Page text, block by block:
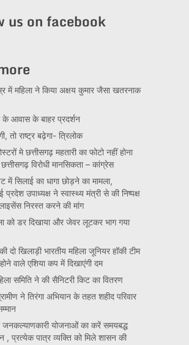
us on facebook
में महिला ने किया अक्षय कुमार जैसा खतरनाक
के आवास के बाहर प्रदर्शन
तो राष्ट्र बढ़ेगा- त्रिलोक
मे छत्तीसगढ़ महतारी का फोटो नहीं होना
विरोधी मानसिकता – कांग्रेस
में सिलाई का धागा छोड़ने का मामला,
उपाध्यक्ष ने स्वास्थ्य मंत्री से की निष्पक्ष
निरस्त करने की मांग
को डर दिखाया और जेवर लूटकर भाग गया
दो खिलाड़ी भारतीय महिला जूनियर हॉकी टीम
वाले एशिया कप में दिखाएंगी दम
समिति ने की सैनिटरी किट का वितरण
ने तिरंगा अभियान के तहत शहीद परिवार
योजनाओं का करें समयबद्ध
, प्रत्येक पात्र व्यक्ति को मिले शासन की